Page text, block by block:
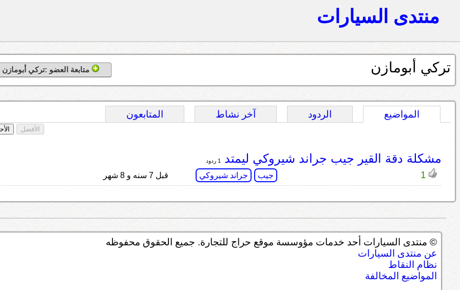
منتدى السيارات
تركي أبومازن متابعة العضو :تركي أبومازن
المواضيع الردود آخر نشاط المتابعون
الأفضل
مشكلة دقة القير جيب جراند شيروكي ليمتد 1 ردود
1 جيب جراند شيروكي قبل 7 سنه و 8 شهر
© منتدى السيارات أحد خدمات مؤوسسة موقع حراج للتجارة. جميع الحقوق محفوظه
عن منتدى السيارات
نظام النقاط
المواضيع المخالفة